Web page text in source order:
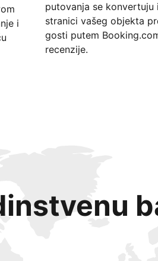
i
putovanja se konvertuju
stranici vašeg objekta
gosti putem
recenzije.